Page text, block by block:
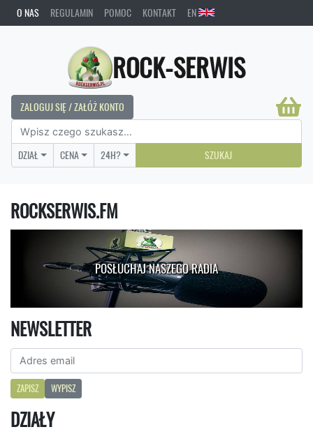
O NAS REGULAMIN POMOC KONTAKT EN
ROCK-SERWIS
ZALOGUJ SIĘ / ZAŁÓŻ KONTO
DZIAŁ CENA 24H? SZUKAJ
ROCKSERWIS.FM
POSŁUCHAJ NASZEGO RADIA
NEWSLETTER
ZAPISZ WYPISZ
DZIAŁY